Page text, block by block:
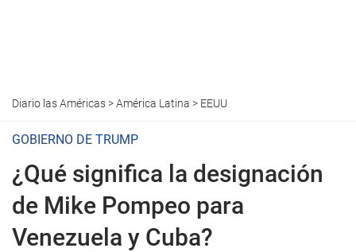
Diario las Américas>América Latina > EEUU
GOBIERNO DE TRUMP
¿Qué significa la designación
de Mike Pompeo para
Venezuela y Cuba?